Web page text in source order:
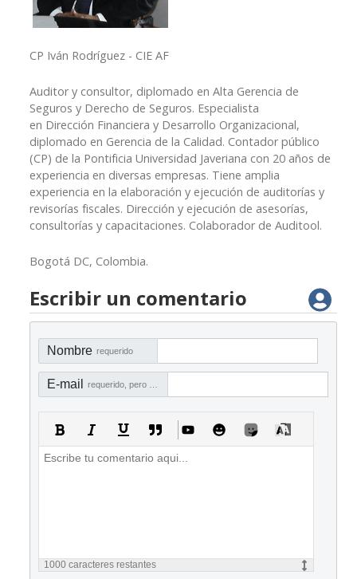
CP Iván Rodríguez - CIE AF
Auditor y consultor, diplomado en Alta Gerencia de
Seguros y Derecho de Seguros. Especialista
en Dirección Financiera y Desarrollo Organizacional,
diplomado en Gerencia de la Calidad. Contador público
(CP) de la Pontificia Universidad Javeriana con 20 años de
experiencia en diversas empresas. Tiene amplia
experiencia en la elaboración y ejecución de auditorías y
revisorías fiscales. Dirección y ejecución de asesorías,
consultorías y capacitaciones. Colaborador de Auditool.
Bogotá DC, Colombia.
Escribir un comentario
Nombre requerido
E-mail
1000 caracteres restantes